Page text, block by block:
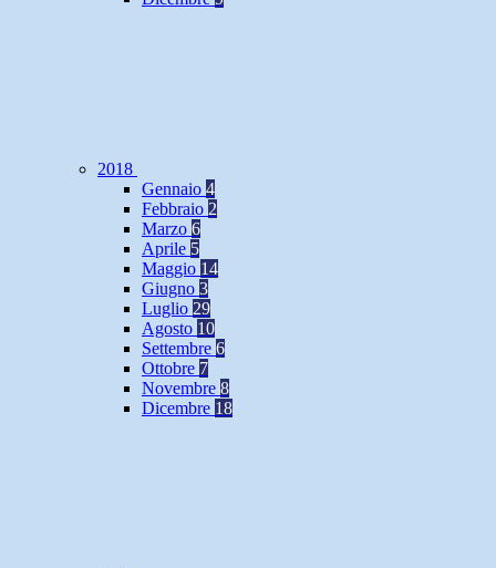
2018
Gennaio 4
Febbraio 2
Marzo 6
Aprile 5
Maggio 14
Giugno 3
Luglio 29
Agosto 10
Settembre 6
Ottobre 7
Novembre 8
Dicembre 18